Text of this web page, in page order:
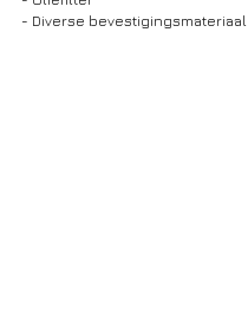
- Diverse bevestigingsmateriaal